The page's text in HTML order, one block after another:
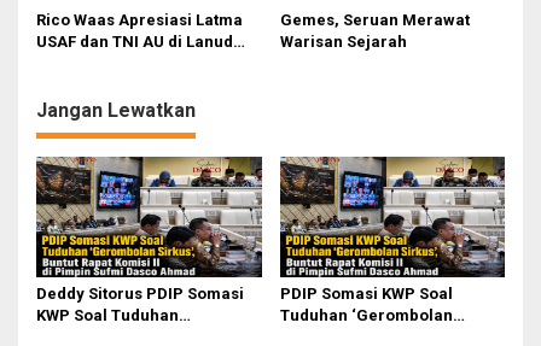
Bawah Target, Ini Faktor
Penyebabnya
Hitungan Kritisnya
Rico Waas Apresiasi Latma
USAF dan TNI AU di Lanud
Gemes, Seruan Merawat
Warisan Sejarah
Jangan Lewatkan
Deddy Sitorus PDIP Somasi
KWP Soal Tuduhan
PDIP Somasi KWP Soal
Tuduhan ‘Gerombolan